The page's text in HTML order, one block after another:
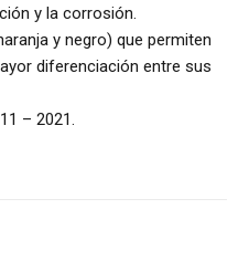
y la corrosión.
y negro) que permiten
diferenciación entre sus
– 2021.